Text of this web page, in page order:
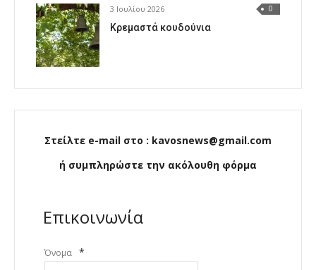
3 Ιουλίου 2026 0
Κρεμαστά κουδούνια
Στείλτε e-mail στο : kavosnews@gmail.com
ή συμπληρώστε την ακόλουθη φόρμα
Επικοινωνία
Όνομα *